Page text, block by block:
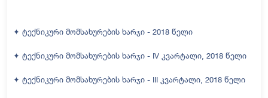
✦ ტექნიკური მომსახურების ხარჯი - 2018 წელი
✦ ტექნიკური მომსახურების ხარჯი - IV კვარტალი, 2018 წელი
✦ ტექნიკური მომსახურების ხარჯი - III კვარტალი, 2018 წელი